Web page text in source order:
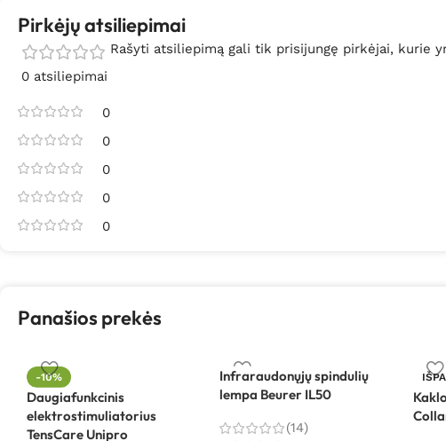
Pirkėjų atsiliepimai
0 atsiliepimai
0
0
0
0
0
Rašyti atsiliepimą gali tik prisijungę pirkėjai, kurie
Panašios prekės
-10%
Daugiafunkcinis
elektrostimuliatorius
TensCare Unipro
Infraraudonųjų spindulių
lempa Beurer IL50
(14)